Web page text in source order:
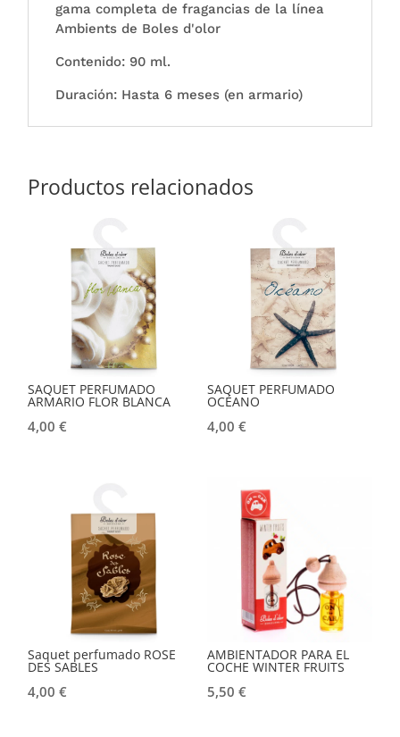
gama completa de fragancias de la línea
Ambients de Boles d'olor
Contenido: 90 ml.
Duración: Hasta 6 meses (en armario)
Productos relacionados
SAQUET PERFUMADO
ARMARIO FLOR BLANCA
4,00€
SAQUET PERFUMADO
OCÉANO
4,00 €
Saquet perfumado ROSE
DES SABLES
4,00€
AMBIENTADOR PARA EL
COCHE WINTER FRUITS
5,50 €